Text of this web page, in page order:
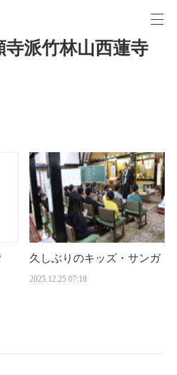
寺派竹林山西蓮寺
久しぶりのキッズ・サンガ
2025.12.25 07:18